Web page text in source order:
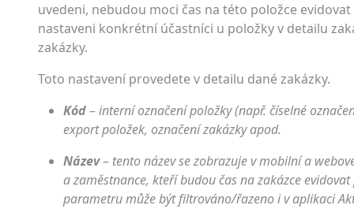
uvedeni, nebudou moci čas na této položce
nastaveni konkrétní účastníci u položky v detailu
zakázky.
Toto nastavení provedete v detailu dané zakázky.
Kód–interní označení položky (např. číselné
export položek, označení zakázky apod.
Název– tento název se zobrazuje v mobilní a
a zaměstnance, kteří budou čas na zakázce
parametru může být filtrováno/řazeno i v aplikaci